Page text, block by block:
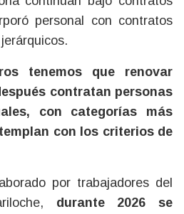
personal con contratos
tenemos que renovar
contratan personas
con categorías más
con los criterios de
por trabajadores del
durante 2026 se